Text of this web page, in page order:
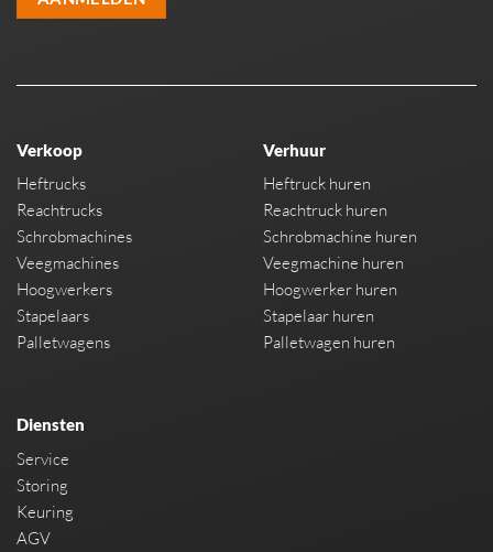
Verkoop
Heftrucks
Reachtrucks
Schrobmachines
Veegmachines
Hoogwerkers
Stapelaars
Palletwagens
Verhuur
Heftruck huren
Reachtruck huren
Schrobmachine huren
Veegmachine huren
Hoogwerker huren
Stapelaar huren
Palletwagen huren
Diensten
Service
Storing
Keuring
AGV